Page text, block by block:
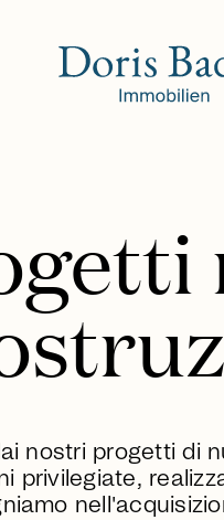
nostri progetti di
privilegiate,